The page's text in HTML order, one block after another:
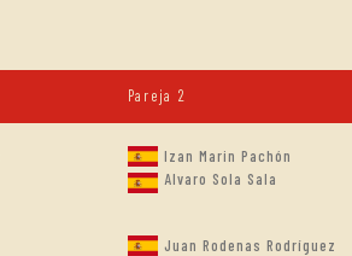
Pareja 2
Izan Marin Pachón
Alvaro Sola Sala
Juan Rodenas Rodríguez